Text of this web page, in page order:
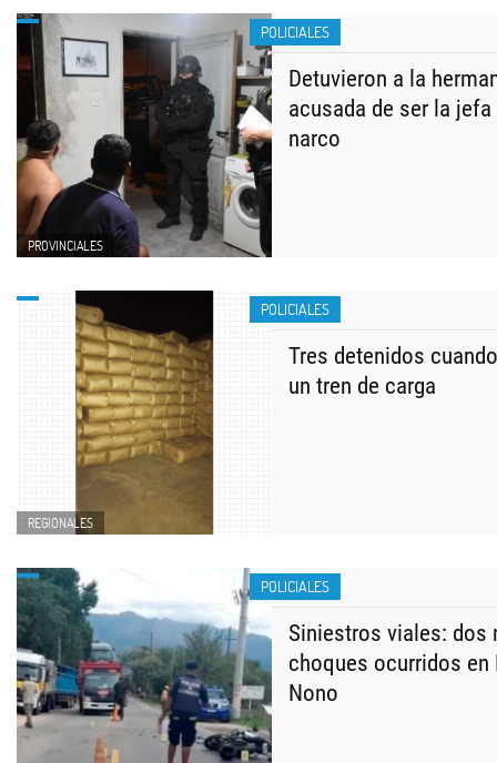
POLICIALES
PROVINCIALES
Detuvieron a la
acusada de ser la jefa
narco
POLICIALES
REGIONALES
Tres detenidos
un tren de carga
POLICIALES
Siniestros viales: dos
choques ocurridos en
Nono